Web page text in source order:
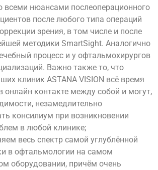
всеми нюансами послеоперационного
после любого типа операций
зрения, в том числе и после
методики SmartSight. Аналогично
процесс и у офтальмохирургов
Важно также то, что
клиник ASTANA VISION всё время
онлайн контакте между собой и могут,
незамедлительно
консилиум при возникновении
в любой клинике;
весь спектр самой углублённой
в офтальмологии на самом
оборудовании, причём очень